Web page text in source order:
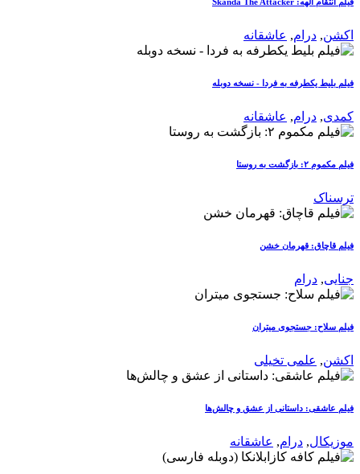
اکشن, درام, عاشقانه
فیلم بلیط یکطرفه به فردا - نسخه دوبله
کمدی, درام, عاشقانه
فیلم مکموم ۲: بازگشت به روستا
ترسناک
فیلم قاچاق: قهرمان خشن
جنایی, درام
فیلم سلاح: جستجوی میتران
اکشن, علمی تخیلی
فیلم عاشقی: داستانی از عشق و چالش‌ها
موزیکال, درام, عاشقانه